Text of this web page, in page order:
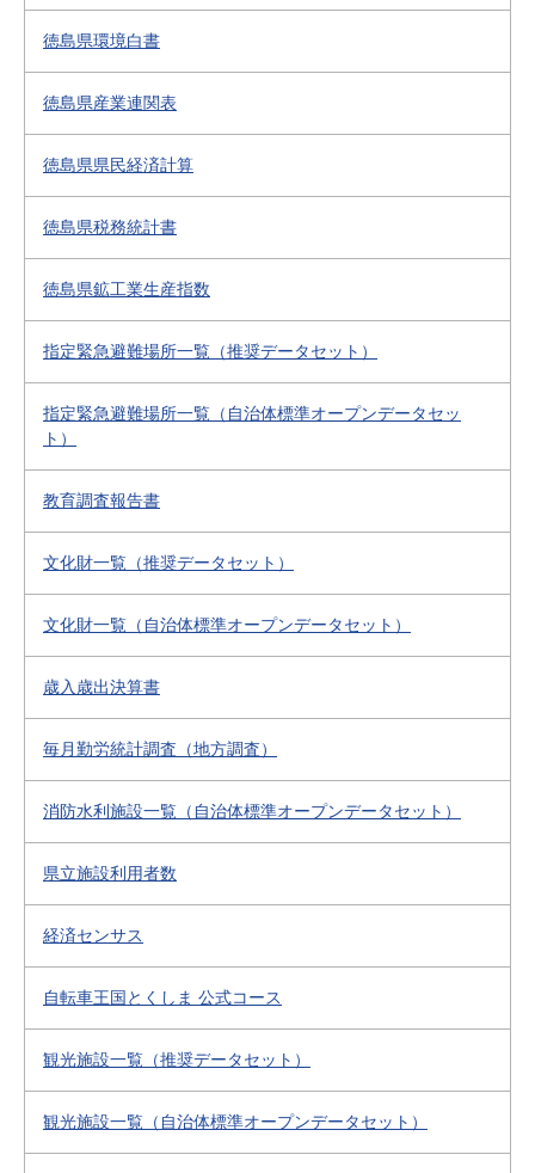
徳島県環境白書
徳島県産業連関表
徳島県県民経済計算
徳島県税務統計書
徳島県鉱工業生産指数
指定緊急避難場所一覧（推奨データセット）
指定緊急避難場所一覧（自治体標準オープンデータセッ
ト）
教育調査報告書
文化財一覧（推奨データセット）
文化財一覧（自治体標準オープンデータセット）
歳入歳出決算書
毎月勤労統計調査（地方調査）
消防水利施設一覧（自治体標準オープンデータセット）
県立施設利用者数
経済センサス
自転車王国とくしま 公式コース
観光施設一覧（推奨データセット）
観光施設一覧（自治体標準オープンデータセット）